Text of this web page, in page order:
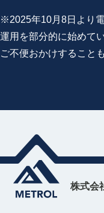
※2025年10月8日より
運用を部分的に始めてい
ご不便おかけすること
株式会